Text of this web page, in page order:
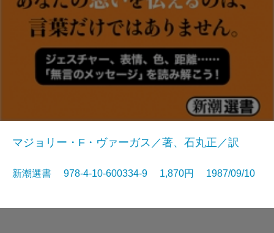
マジョリー・F・ヴァーガス／著、石丸正／訳
新潮選書 978-4-10-600334-9 1,870円 1987/09/10